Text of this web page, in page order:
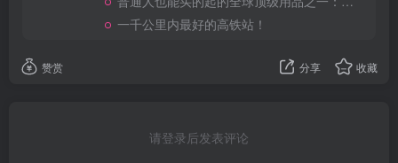
一千公里内最好的高铁站！
赞赏 分享 收藏
请登录后发表评论